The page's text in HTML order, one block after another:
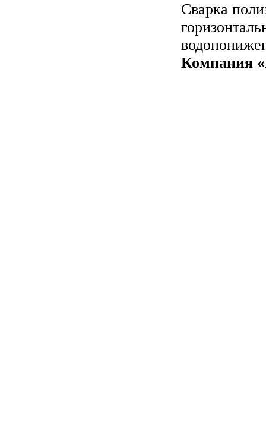
Сварка
Компания